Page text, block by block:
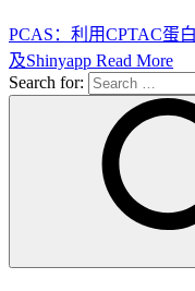
PCAS：利用CPTAC蛋
及Shinyapp Read More
Search for: